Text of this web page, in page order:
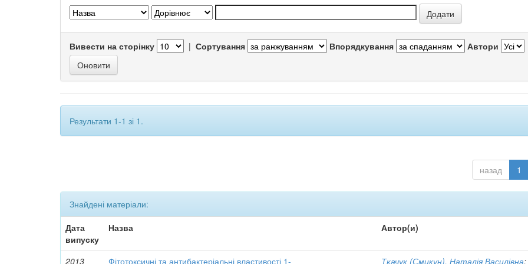
Вивести на сторінку | Сортування Впорядкування Автори
Результати 1-1 зі 1.
назад 1
Знайдені матеріали:
Дата
випуску
Назва Автор(и)
2013 Фітотоксичні та антибактеріальні властивості 1- Ткачук (Смикун), Наталія Василівна;